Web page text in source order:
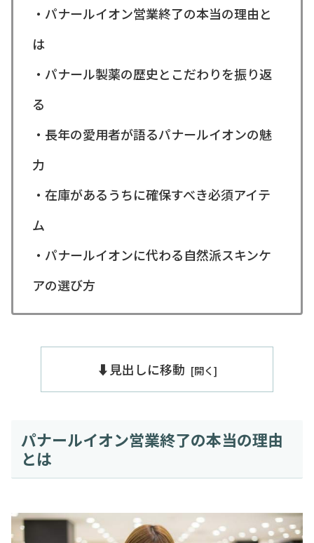
・パナールイオン営業終了の本当の理由と
は
・パナール製薬の歴史とこだわりを振り返
る
・長年の愛用者が語るパナールイオンの魅
力
・在庫があるうちに確保すべき必須アイテ
ム
・パナールイオンに代わる自然派スキンケ
アの選び方
⬇️見出しに移動
パナールイオン営業終了の本当の理由
とは